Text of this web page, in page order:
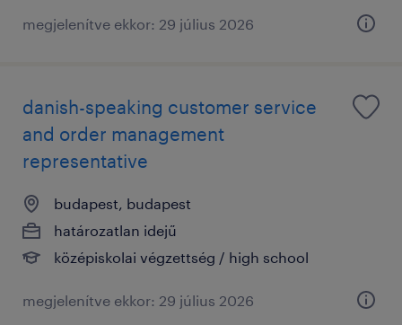
megjelenítve ekkor: 29 július 2026
danish-speaking customer service
and order management
representative
budapest, budapest
határozatlan idejű
középiskolai végzettség / high school
megjelenítve ekkor: 29 július 2026